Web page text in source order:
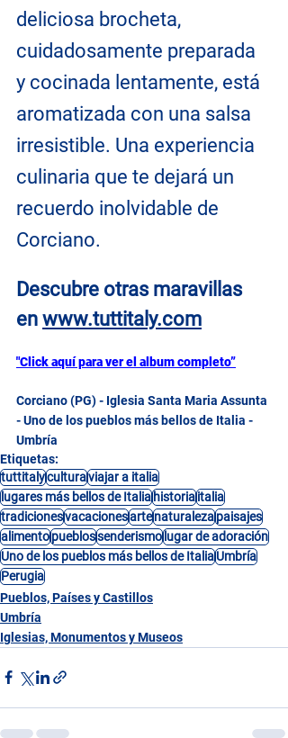
deliciosa brocheta,
cuidadosamente preparada
y cocinada lentamente, está
aromatizada con una salsa
irresistible. Una experiencia
culinaria que te dejará un
recuerdo inolvidable de
Corciano.
Descubre otras maravillas
en www.tuttitaly.com
"Click aquí para ver el album completo”
Corciano (PG) - Iglesia Santa Maria Assunta
- Uno de los pueblos más bellos de Italia -
Umbría
Etiquetas:
tuttitalyculturaviajar a italia
lugares más bellos de Italiahistoriaitalia
tradicionesvacacionesartenaturalezapaisajes
alimentopueblossenderismolugar de adoración
Uno de los pueblos más bellos de ItaliaUmbría
Perugia
Pueblos, Países y Castillos
Umbría
Iglesias, Monumentos y Museos